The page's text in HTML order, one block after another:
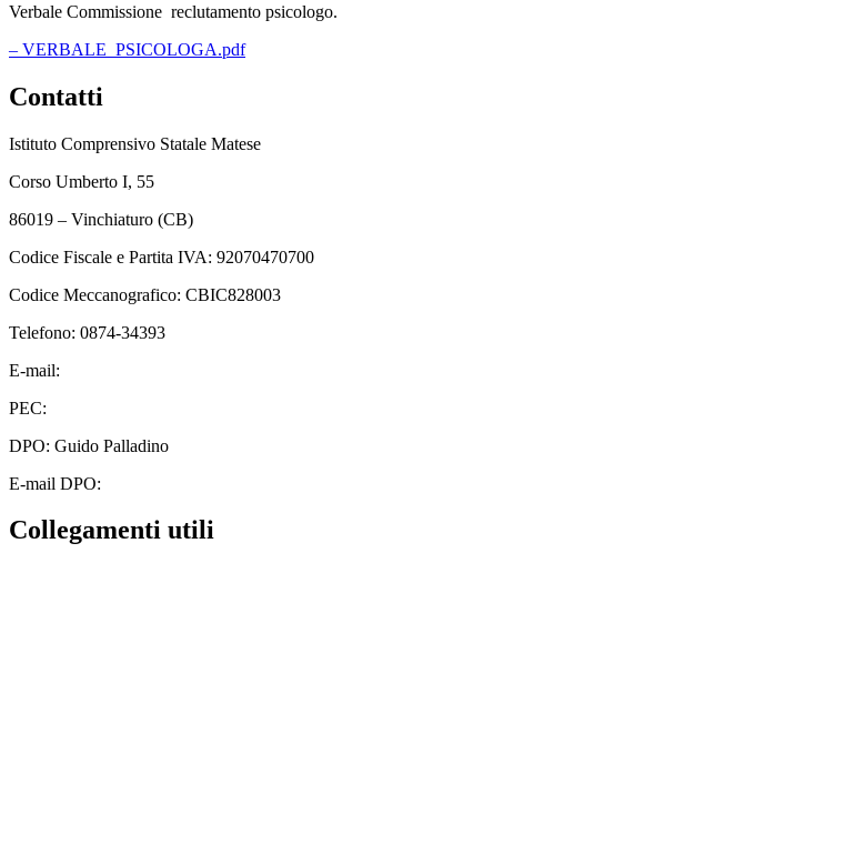
Verbale Commissione reclutamento psicologo.
– VERBALE_PSICOLOGA.pdf
Contatti
Istituto Comprensivo Statale Matese
Corso Umberto I, 55
86019 – Vinchiaturo (CB)
Codice Fiscale e Partita IVA: 92070470700
Codice Meccanografico: CBIC828003
Telefono: 0874-34393
E-mail:
PEC:
DPO: Guido Palladino
E-mail DPO:
Collegamenti utili